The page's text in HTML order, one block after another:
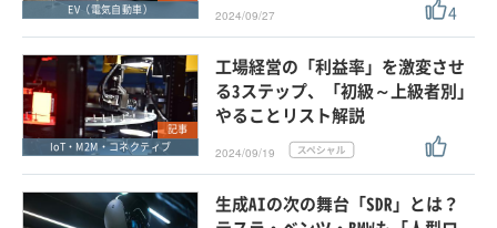
EV（電気自動車）
2024/09/27 4
記事
IoT・M2M・コネクティブ
工場経営の「利益率」を激変させ
る3ステップ、「初級～上級者別」
やることリスト解説
2024/09/19
生成AIの次の舞台「SDR」とは？